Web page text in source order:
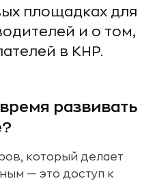
площадках для
и о том,
в КНР.
развивать
который делает
— это доступ к